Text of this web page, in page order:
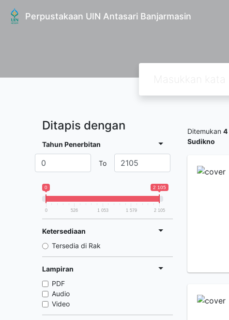
Perpustakaan UIN Antasari Banjarmasin
Ditapis dengan
Tahun Penerbitan
To
0 2 105
0 526 1 053 1 579 2 105
Ketersediaan
Tersedia di Rak
Lampiran
PDF
Audio
Video
Ditemukan 4
Sudikno